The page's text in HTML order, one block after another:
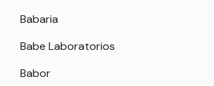
Babaria
Babe Laboratorios
Babor